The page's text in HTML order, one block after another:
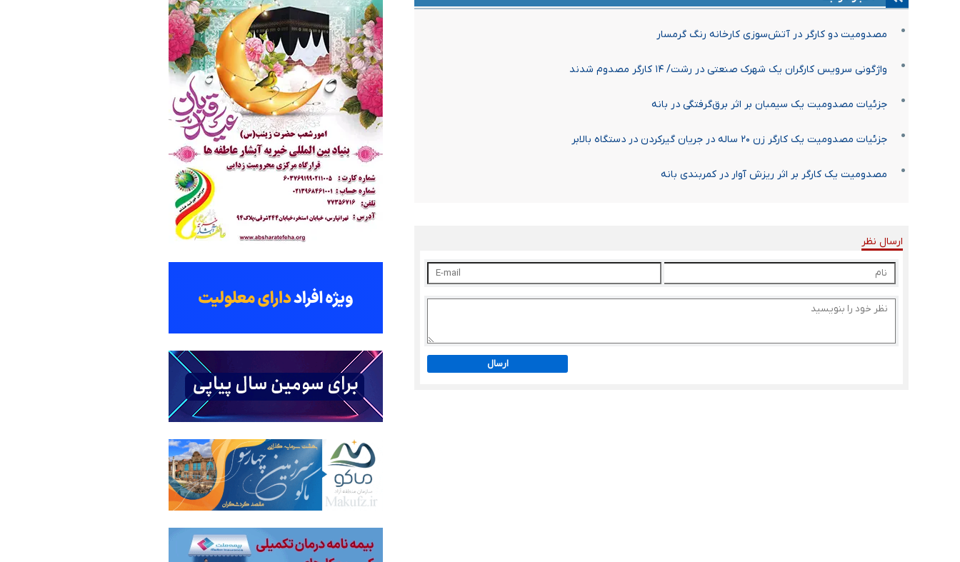
مصدومیت دو کارگر در آتش‌سوزی کارخانه رنگ گرمسار
واژگونی سرویس کارگران یک شهرک صنعتی در رشت/ ۱۴ کارگر مصدوم شدند
جزئیات مصدومیت یک سیمبان بر اثر برق‌گرفتگی در بانه
جزئیات مصدومیت یک کارگر زن ۲۰ ساله در جریان گیرکردن در دستگاه بالابر
مصدومیت یک کارگر بر اثر ریزش آوار در کمربندی بانه
ارسال نظر
ارسال